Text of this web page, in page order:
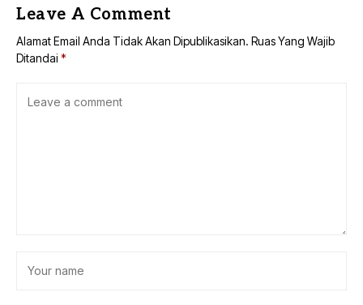
Leave A Comment
Alamat Email Anda Tidak Akan Dipublikasikan. Ruas Yang Wajib
Ditandai *